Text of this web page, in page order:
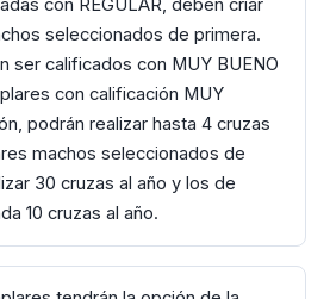
con REGULAR, deben criar
seleccionados de primera.
ser calificados con MUY BUENO
con calificación MUY
podrán realizar hasta 4 cruzas
machos seleccionados de
30 cruzas al año y los de
10 cruzas al año.